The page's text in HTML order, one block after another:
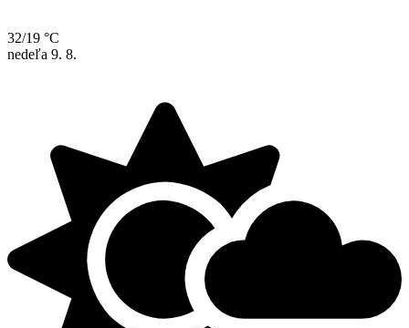
32/19 °C
nedeľa 9. 8.